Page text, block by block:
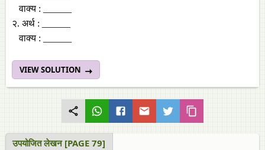
वाक्‍य : ______
२. अर्थ : ______
वाक्‍य : ______
VIEW SOLUTION
उपयोजित लेखन [PAGE 79]